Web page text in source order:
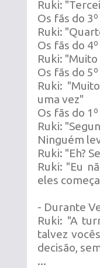
Ruki:
Os fãs do
Ruki:
Os fãs do
Ruki:
Os fãs do
Ruki:
uma vez"
Os fãs do
Ruki:
Ninguém
Ruki: "Eh?
Ruki: "Eu
eles
- Durante
Ruki: "A
talvez
decisão,
...